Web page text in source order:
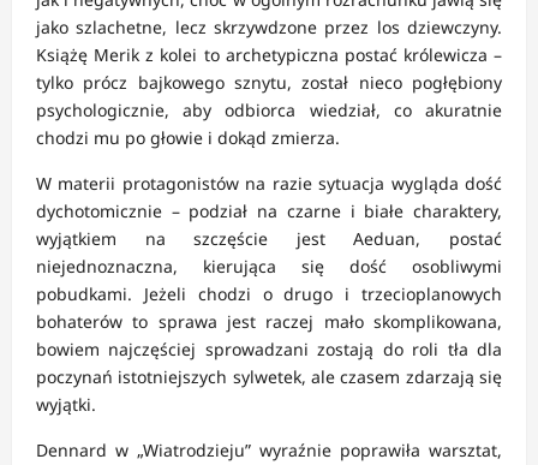
jako szlachetne, lecz skrzywdzone przez los dziewczyny.
Książę Merik z kolei to archetypiczna postać królewicza –
tylko prócz bajkowego sznytu, został nieco pogłębiony
psychologicznie, aby odbiorca wiedział, co akuratnie
chodzi mu po głowie i dokąd zmierza.
W materii protagonistów na razie sytuacja wygląda dość
dychotomicznie – podział na czarne i białe charaktery,
wyjątkiem na szczęście jest Aeduan, postać
niejednoznaczna, kierująca się dość osobliwymi
pobudkami. Jeżeli chodzi o drugo i trzecioplanowych
bohaterów to sprawa jest raczej mało skomplikowana,
bowiem najczęściej sprowadzani zostają do roli tła dla
poczynań istotniejszych sylwetek, ale czasem zdarzają się
wyjątki.
Dennard w „Wiatrodzieju” wyraźnie poprawiła warsztat,